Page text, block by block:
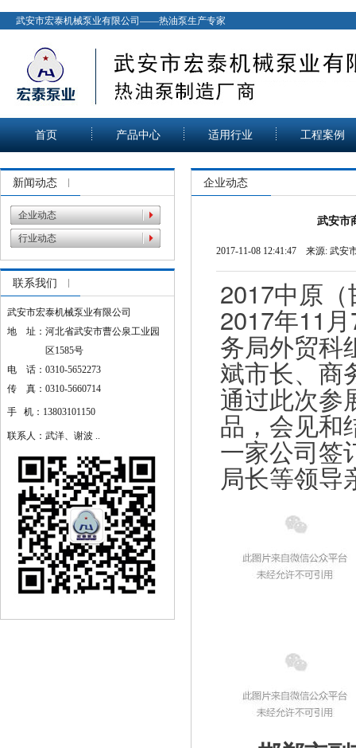
武安市宏泰机械泵业有限公司——热油泵生产专家
首页 产品中心 适用行业 工程案例
新闻动态
企业动态
行业动态
联系我们
武安市宏泰机械泵业有限公司
地 址：河北省武安市曹公泉工业园
区1585号
电 话：0310-5652273
传 真：0310-5660714
手 机：13803101150
联系人：武洋、谢波 ..
企业动态
武安市
2017-11-08 12:41:47 来源: 武安
2017中原
2017年11
务局外贸科
斌市长、商
通过此次参
品，会见和
一家公司签
局长等领导